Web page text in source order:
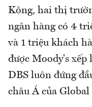
Kông, hai thị
ngân hàng có 4
và 1 triệu khách
được Moody's xếp
DBS luôn đứng
châu Á của Global